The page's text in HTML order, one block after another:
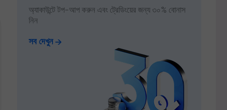
অ্যাকাউন্টে টপ-আপ করুন এবং ট্রেডিংয়ের জন্য ৩০% বোনাস
নিন
সব দেখুন